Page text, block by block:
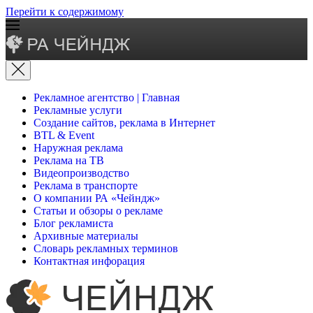
Перейти к содержимому
Рекламное агентство | Главная
Рекламные услуги
Создание сайтов, реклама в Интернет
BTL & Event
Наружная реклама
Реклама на ТВ
Видеопроизводство
Реклама в транспорте
О компании РА «Чейндж»
Статьи и обзоры о рекламе
Блог рекламиста
Архивные материалы
Словарь рекламных терминов
Контактная инфорация